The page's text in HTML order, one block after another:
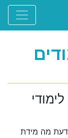
מה מידת